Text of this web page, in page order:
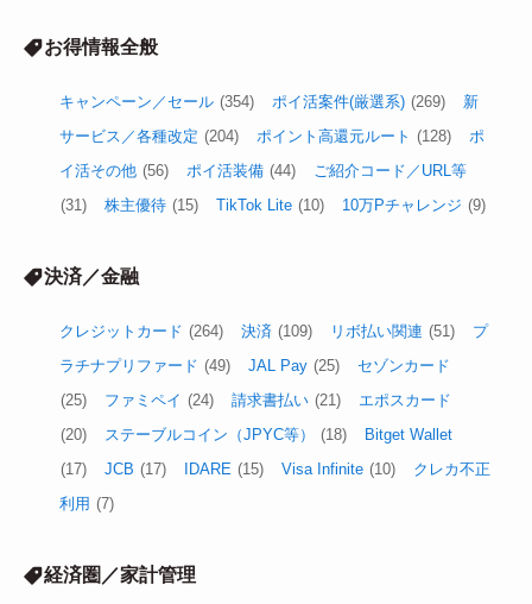
お得情報全般
キャンペーン／セール (354) ポイ活案件(厳選系) (269)
新
サービス／各種改定 (204) ポイント高還元ルート (128)
ポ
イ活その他 (56) ポイ活装備 (44)
ご紹介コード／URL等
(31)
株主優待 (15) TikTok Lite (10) 10万Pチャレンジ (9)
決済／金融
クレジットカード (264) 決済 (109) リボ払い関連 (51)
プ
ラチナプリファード (49) JAL Pay (25)
セゾンカード
(25)
ファミペイ (24) 請求書払い (21)
エポスカード
(20)
ステーブルコイン（JPYC等） (18)
Bitget Wallet
(17)
JCB (17) IDARE (15) Visa Infinite (10)
クレカ不正
利用 (7)
経済圏／家計管理